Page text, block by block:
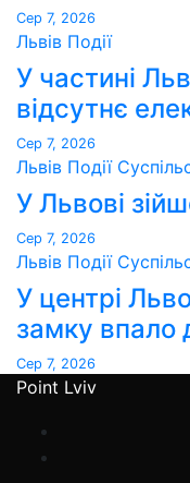
Сер 7, 2026
Львів Події
У частині
відсутнє
Сер 7, 2026
Львів Події
У Львові
Сер 7, 2026
Львів Події
У центрі
замку впало
Сер 7, 2026
Point Lviv